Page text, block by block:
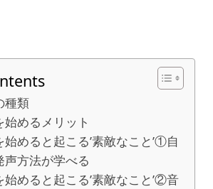
種類
めるメリット
めると起こる’素敵なこと’①自
声方法が学べる
めると起こる’素敵なこと’②音